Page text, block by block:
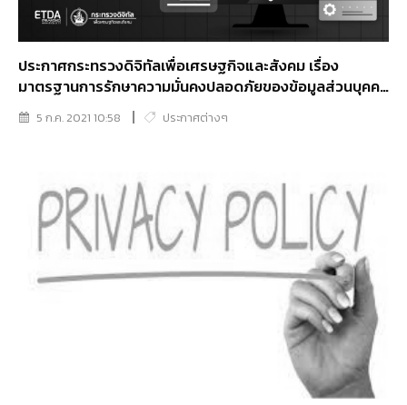
ประกาศกระทรวงดิจิทัลเพื่อเศรษฐกิจและสังคม เรื่อง
มาตรฐานการรักษาความมั่นคงปลอดภัยของข้อมูลส่วนบุคคล
พ.ศ. 2563
5 ก.ค. 2021 10:58 ประกาศต่างๆ